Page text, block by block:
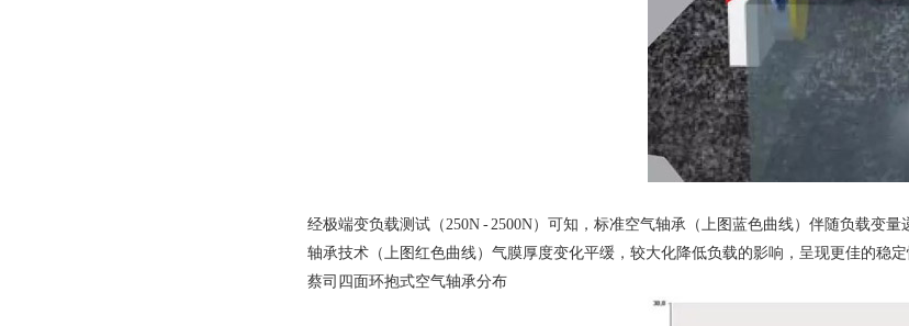
经极端变负载测试（250N - 2500N）可知，标准空气轴承（上图蓝色曲线）伴随负载变
轴承技术（上图红色曲线）气膜厚度变化平缓，较大化降低负载的影响，呈现更佳的稳定
蔡司四面环抱式空气轴承分布